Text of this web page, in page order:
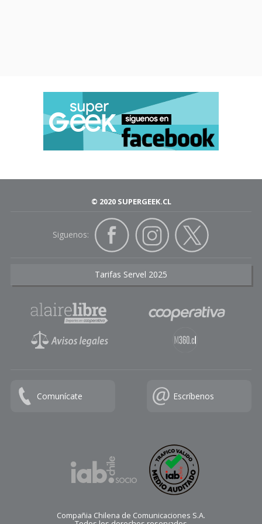
© 2020 SUPERGEEK.CL
Siguenos:
Tarifas Servel 2025
Comunícate Escríbenos
Compañia Chilena de Comunicaciones S.A.